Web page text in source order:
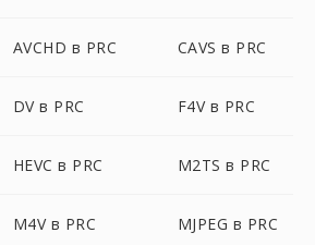
AVCHD в PRC CAVS в PRC
DV в PRC F4V в PRC
HEVC в PRC M2TS в PRC
M4V в PRC MJPEG в PRC